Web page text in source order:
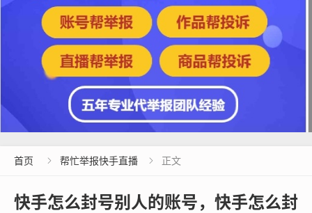
首页  帮忙举报快手直播  正文
快手怎么封号别人的账号，快手怎么封